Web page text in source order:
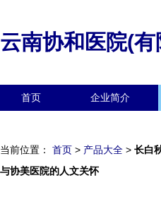
云南协和医院(有
首页 企业简介
当前位置： 首页 > 产品大全 > 长白
与协美医院的人文关怀